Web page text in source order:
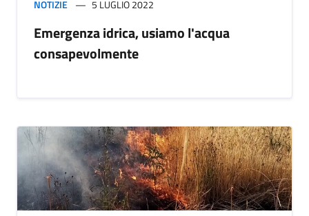
NOTIZIE 5 LUGLIO 2022
Emergenza idrica, usiamo l'acqua
consapevolmente